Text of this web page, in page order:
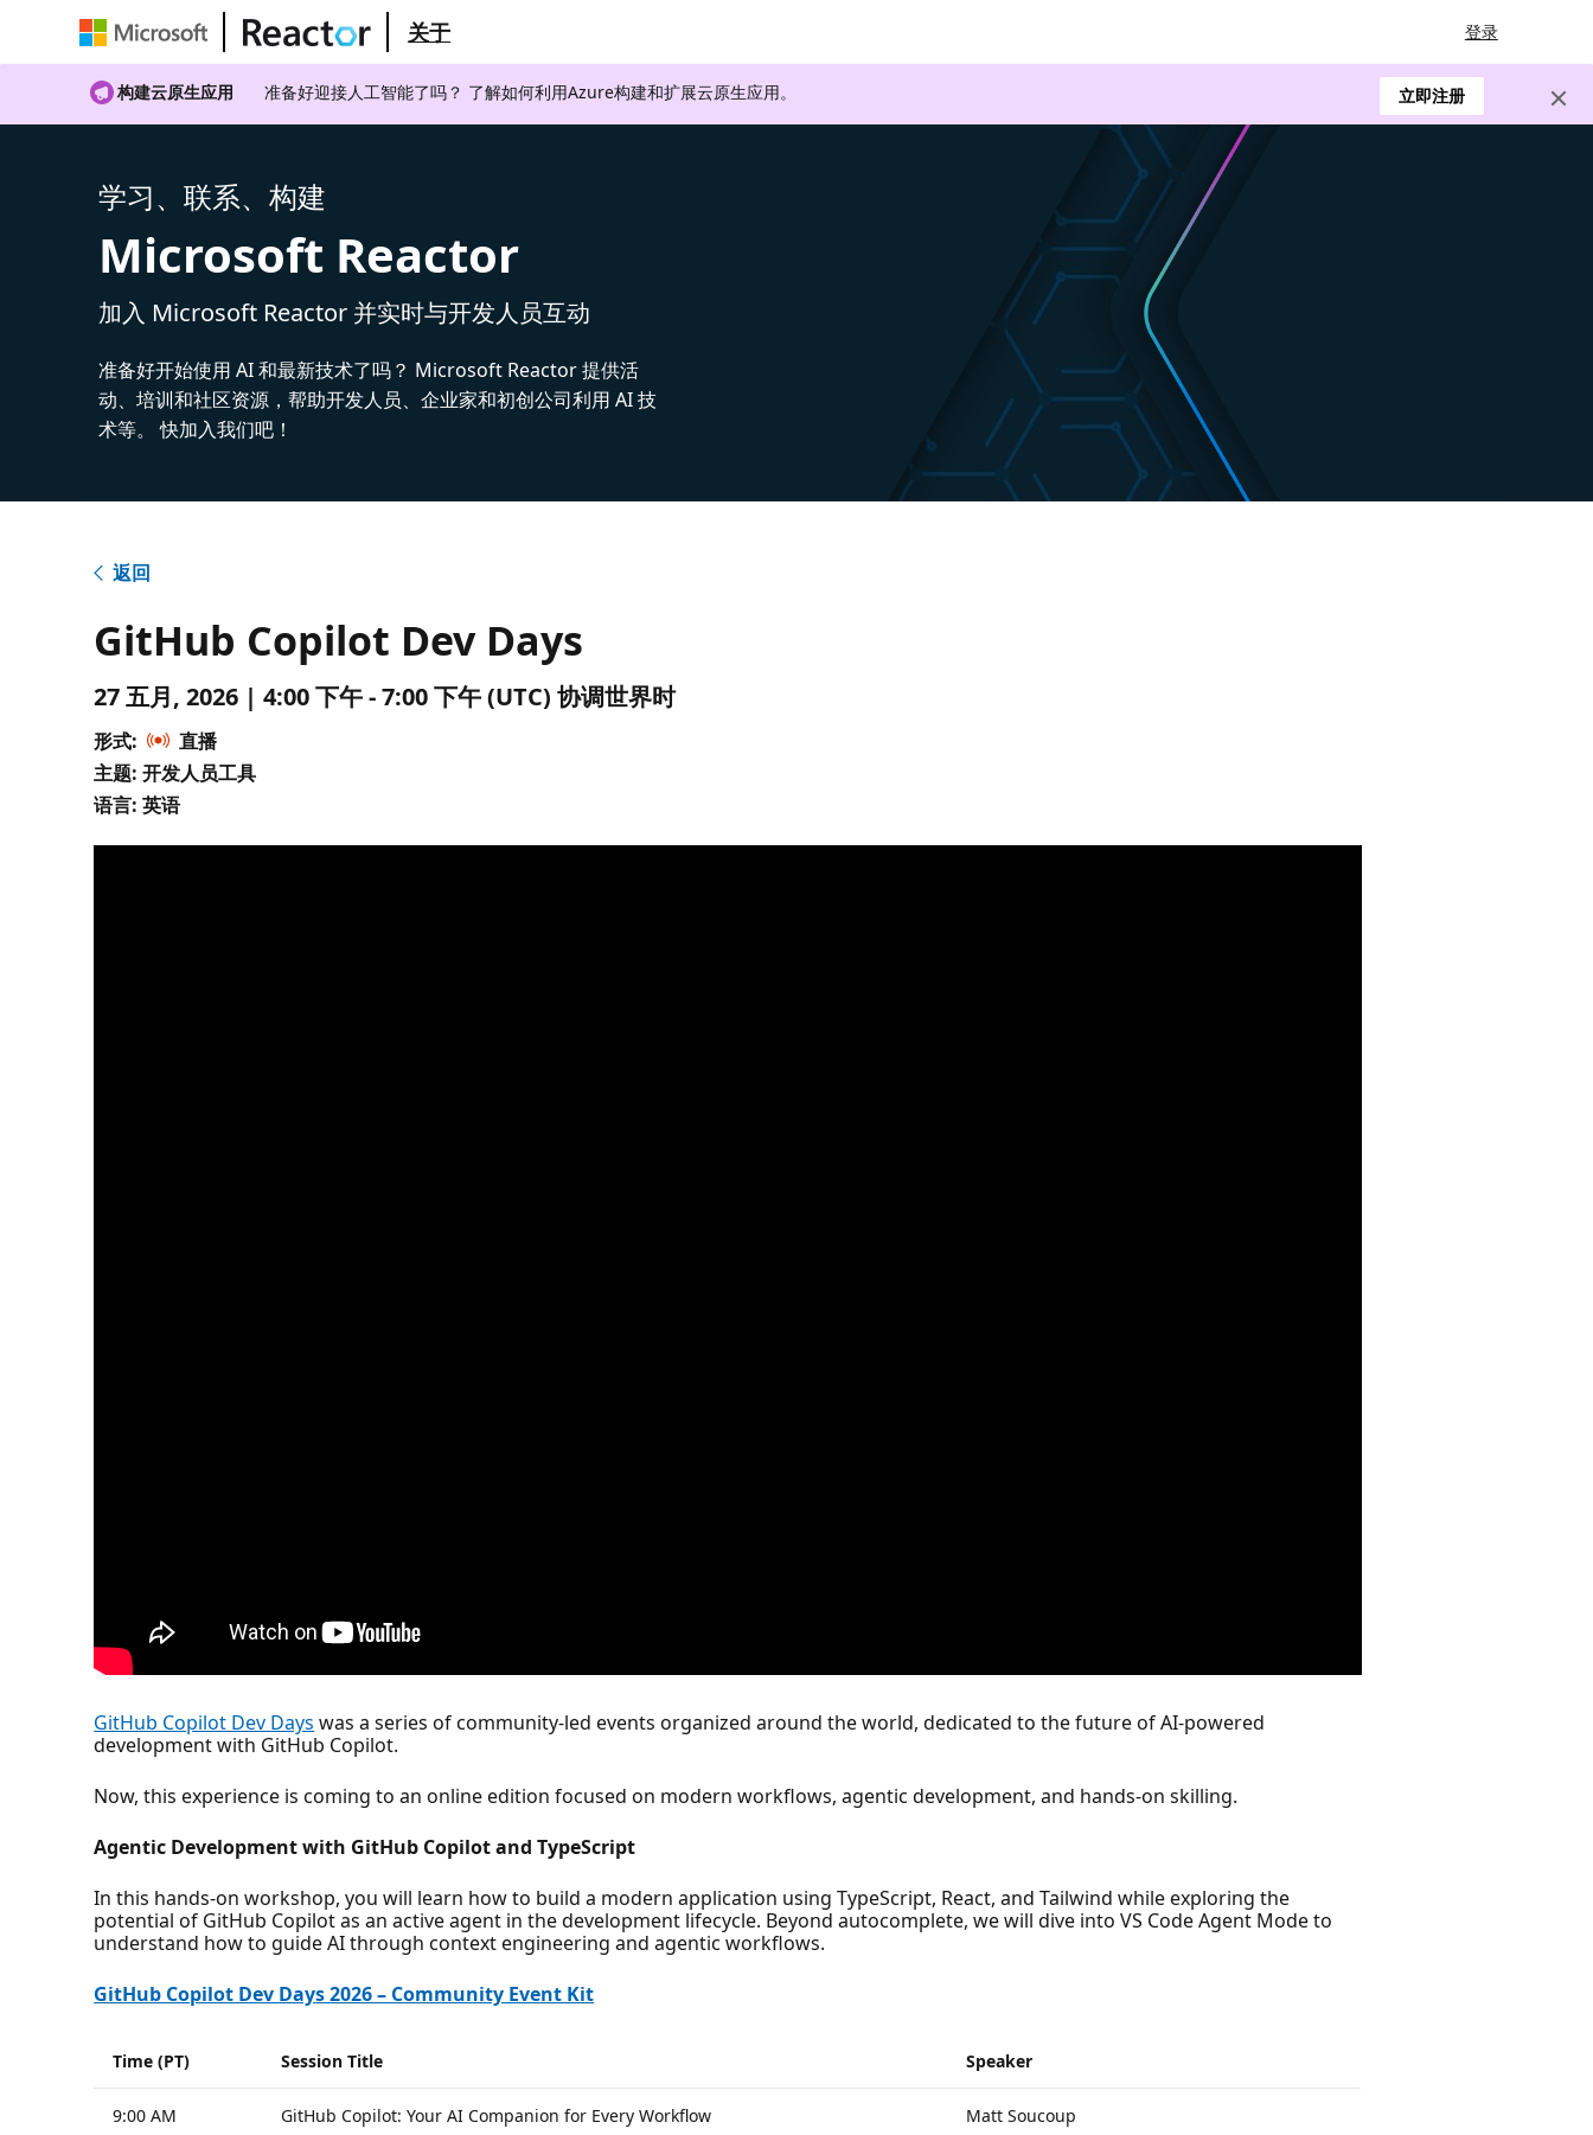
关于 登录
构建云原生应用 准备好迎接人工智能了吗？ 了解如何利用Azure构建和扩展云原生应用。 立即注册
学习、联系、构建
Microsoft Reactor
加入 Microsoft Reactor 并实时与开发人员互动
准备好开始使用 AI 和最新技术了吗？ Microsoft Reactor 提供活
动、培训和社区资源，帮助开发人员、企业家和初创公司利用 AI 技
术等。 快加入我们吧！
返回
GitHub Copilot Dev Days
27 五月, 2026 | 4:00 下午 - 7:00 下午 (UTC) 协调世界时
形式:
直播
主题: 开发人员工具
语言: 英语
GitHub Copilot Dev Days was a series of community-led events organized around the world, dedicated to the future of AI-powered
development with GitHub Copilot.
Now, this experience is coming to an online edition focused on modern workflows, agentic development, and hands-on skilling.
Agentic Development with GitHub Copilot and TypeScript
In this hands-on workshop, you will learn how to build a modern application using TypeScript, React, and Tailwind while exploring the
potential of GitHub Copilot as an active agent in the development lifecycle. Beyond autocomplete, we will dive into VS Code Agent Mode to
understand how to guide AI through context engineering and agentic workflows.
GitHub Copilot Dev Days 2026 – Community Event Kit
Time (PT) Session Title Speaker
9:00 AM GitHub Copilot: Your AI Companion for Every Workflow Matt Soucoup